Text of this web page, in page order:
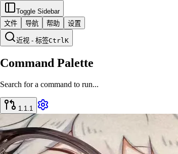
Toggle Sidebar
文件
导航 帮助 设置
近视 - 标签CtrlK
Command Palette
Search for a command to run...
1.1.1